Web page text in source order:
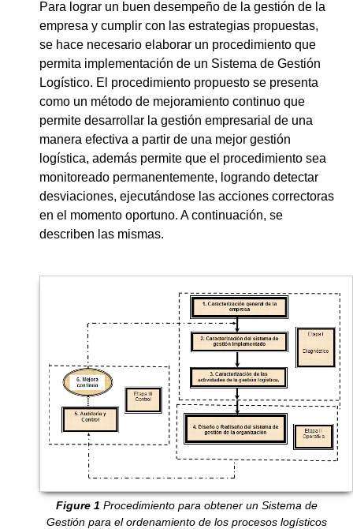
Para lograr un buen desempeño de la gestión de la
empresa y cumplir con las estrategias propuestas,
se hace necesario elaborar un procedimiento que
permita implementación de un Sistema de Gestión
Logístico. El procedimiento propuesto se presenta
como un método de mejoramiento continuo que
permite desarrollar la gestión empresarial de una
manera efectiva a partir de una mejor gestión
logística, además permite que el procedimiento sea
monitoreado permanentemente, logrando detectar
desviaciones, ejecutándose las acciones correctoras
en el momento oportuno. A continuación, se
describen las mismas.
Procedimiento para obtener un Sistema de
Gestión para el ordenamiento de los procesos logísticos